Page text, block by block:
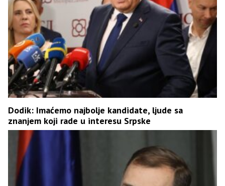
Dodik: Imaćemo najbolje kandidate, ljude sa
znanjem koji rade u interesu Srpske